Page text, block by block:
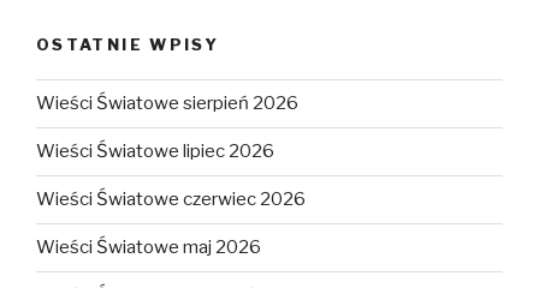
OSTATNIE WPISY
Wieści Światowe sierpień 2026
Wieści Światowe lipiec 2026
Wieści Światowe czerwiec 2026
Wieści Światowe maj 2026